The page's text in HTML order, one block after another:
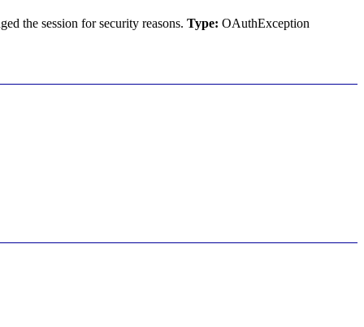
the session for security reasons. Type: OAuthException